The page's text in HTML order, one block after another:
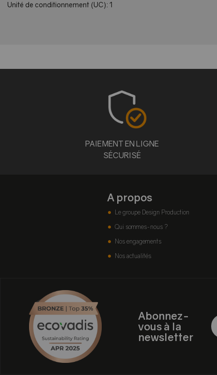
Unité de conditionnement (UC): 1
PAIEMENT EN LIGNE
SÉCURISÉ
A propos
Le groupe Design Production
Qui sommes-nous ?
Nos engagements
Nos actualités
Abonnez-
vous à la
newsletter